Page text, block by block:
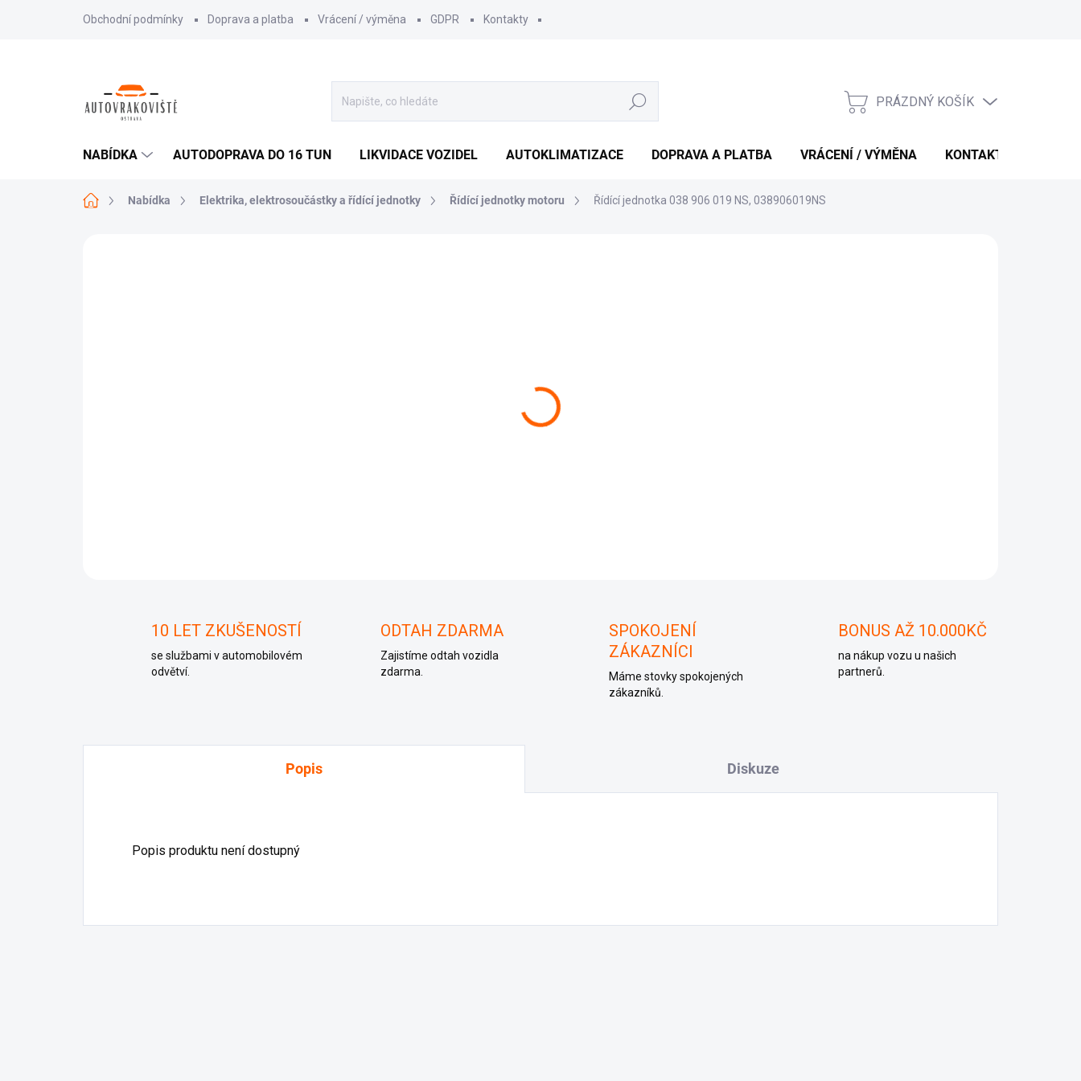
Obchodní podmínky Doprava a platba Vrácení / výměna GDPR Kontakty
Hledat
NÁKUPNÍ
PRÁZDNÝ KOŠÍK
NABÍDKA AUTODOPRAVA DO 16 TUN LIKVIDACE VOZIDEL AUTOKLIMATIZACE DOPRAVA A PLATBA VRÁCENÍ / VÝMĚNA KONTAKTY
Domů Nabídka Elektrika, elektrosoučástky a řídící jednotky Řídící jednotky motoru Řídící jednotka 038 906 019 NS, 038906019NS
10 LET ZKUŠENOSTÍ
se službami v automobilovém
odvětví.
ODTAH ZDARMA
Zajistíme odtah vozidla
zdarma.
SPOKOJENÍ
ZÁKAZNÍCI
Máme stovky spokojených
zákazníků.
BONUS AŽ 10.000KČ
na nákup vozu u našich
partnerů.
Popis Diskuze
Popis produktu není dostupný